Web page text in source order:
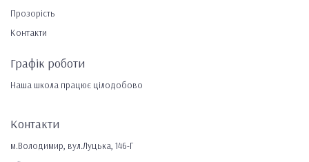
Прозорість
Контакти
Графік роботи
Наша школа працює цілодобово
Контакти
м.Володимир, вул.Луцька, 146-Г